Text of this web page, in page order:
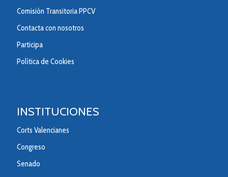
Comisión Transitoria PPCV
Contacta con nosotros
Participa
Política de Cookies
INSTITUCIONES
Corts Valencianes
Congreso
Senado